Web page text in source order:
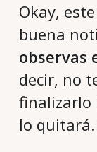
Okay,
buena
observas
decir, no
finalizarlo
lo quitará.